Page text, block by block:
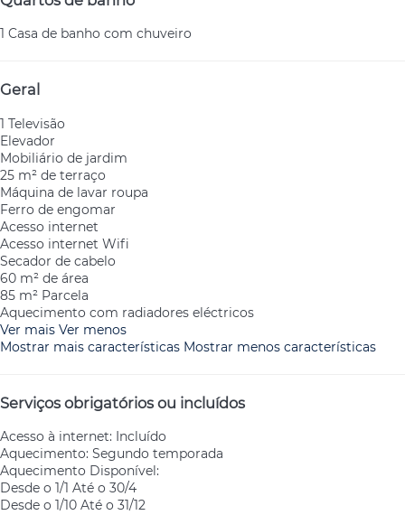
1 Casa de banho com chuveiro
Geral
1 Televisão
Elevador
Mobiliário de jardim
25 m² de terraço
Máquina de lavar roupa
Ferro de engomar
Acesso internet
Acesso internet Wifi
Secador de cabelo
60 m² de área
85 m² Parcela
Aquecimento com radiadores eléctricos
Ver mais Ver menos
Mostrar mais características Mostrar menos características
Serviços obrigatórios ou incluídos
Acesso à internet: Incluído
Aquecimento: Segundo temporada
Aquecimento Disponível:
Desde o 1/1 Até o 30/4
Desde o 1/10 Até o 31/12